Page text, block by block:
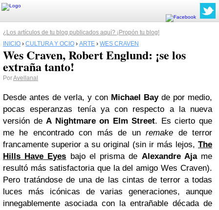
¿Los artículos de tu blog publicados aquí? ¡Propón tu blog!
INICIO › CULTURA Y OCIO › ARTE › WES CRAVEN
Wes Craven, Robert Englund: ¡se los
extraña tanto!
PorAvellanal
Desde antes de verla, y con Michael Bayde por medio,
pocas esperanzas tenía ya con respecto a la nueva
versión deA Nightmare on Elm Street. Es cierto que
me he encontrado con más de unremake de terror
francamente superior a su original (sin ir más lejos, The
Hills Have Eyes bajo el prisma de Alexandre Ajame
resultó más satisfactoria que la del amigo Wes Craven).
Pero tratándose de una de las cintas de terror a todas
luces más icónicas de varias generaciones, aunque
innegablemente asociada con la entrañable década de